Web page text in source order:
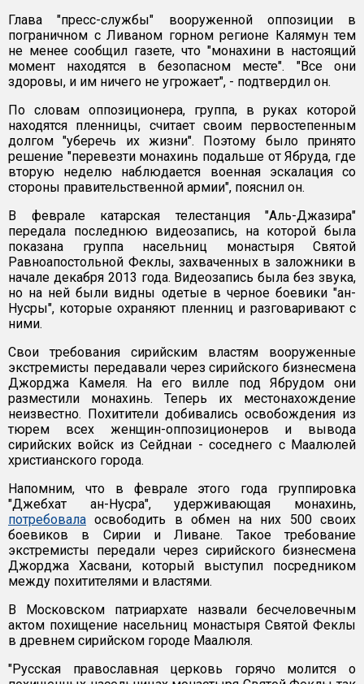
Глава "пресс-службы" вооруженной оппозиции в
пограничном с Ливаном горном регионе Калямун тем
не менее сообщил газете, что "монахини в настоящий
момент находятся в безопасном месте". "Все они
здоровы, и им ничего не угрожает", - подтвердил он.
По словам оппозиционера, группа, в руках которой
находятся пленницы, считает своим первостепенным
долгом "уберечь их жизни". Поэтому было принято
решение "перевезти монахинь подальше от Ябруда, где
вторую неделю наблюдается военная эскалация со
стороны правительственной армии", пояснил он.
В феврале катарская телестанция "Аль-Джазира"
передала последнюю видеозапись, на которой была
показана группа насельниц монастыря Святой
Равноапостольной Феклы, захваченных в заложники в
начале декабря 2013 года. Видеозапись была без звука,
но на ней были видны одетые в черное боевики "ан-
Нусры", которые охраняют пленниц и разговаривают с
ними.
Свои требования сирийским властям вооруженные
экстремисты передавали через сирийского бизнесмена
Джорджа Камеля. На его вилле под Ябрудом они
разместили монахинь. Теперь их местонахождение
неизвестно. Похитители добивались освобождения из
тюрем всех женщин-оппозиционеров и вывода
сирийских войск из Сейднаи - соседнего с Маалюлей
христианского города.
Напомним, что в феврале этого года группировка
"Джебхат ан-Нусра", удерживающая монахинь,
потребовала освободить в обмен на них 500 своих
боевиков в Сирии и Ливане. Такое требование
экстремисты передали через сирийского бизнесмена
Джорджа Хасвани, который выступил посредником
между похитителями и властями.
В Московском патриархате назвали бесчеловечным
актом похищение насельниц монастыря Святой Феклы
в древнем сирийском городе Маалюля.
"Русская православная церковь горячо молится о